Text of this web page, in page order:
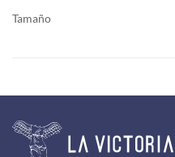
Tamaño